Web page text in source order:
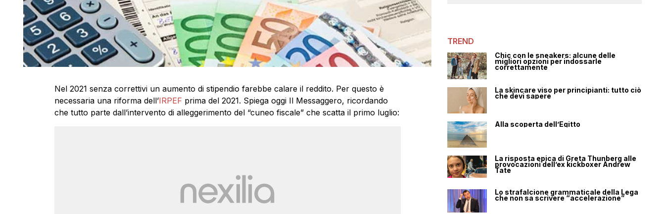
Nel 2021 senza correttivi un aumento di stipendio farebbe calare il reddito. Per questo è
necessaria una riforma dell’IRPEF prima del 2021. Spiega oggi Il Messaggero, ricordando
che tutto parte dall’intervento di alleggerimento del “cuneo fiscale” che scatta il primo luglio:
TREND
Chic con le sneakers: alcune delle
migliori opzioni per indossarle
correttamente
La skincare viso per principianti: tutto ciò
che devi sapere
Alla scoperta dell’Egitto
La risposta epica di Greta Thunberg alle
provocazioni dell’ex kickboxer Andrew
Tate
Lo strafalcione grammaticale della Lega
che non sa scrivere “accelerazione”